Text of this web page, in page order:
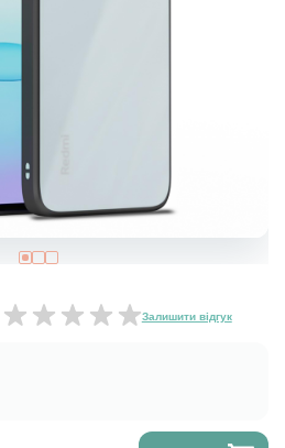
Залишити відгук